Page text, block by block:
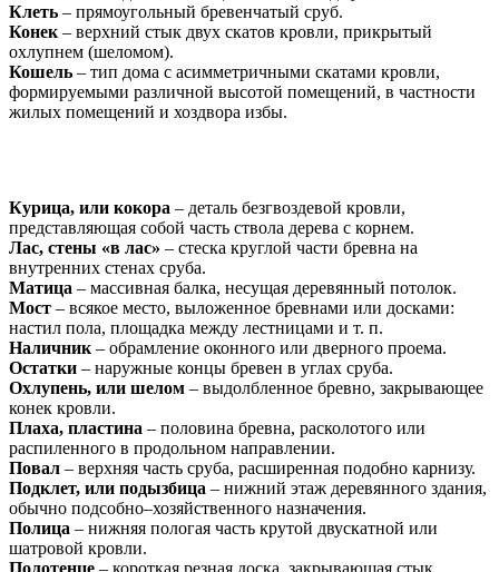
Клеть – прямоугольный бревенчатый сруб.
Конек – верхний стык двух скатов кровли, прикрытый
охлупнем (шеломом).
Кошель – тип дома с асимметричными скатами кровли,
формируемыми различной высотой помещений, в частности
жилых помещений и хоздвора избы.
Курица, или кокора – деталь безгвоздевой кровли,
представляющая собой часть ствола дерева с корнем.
Лас, стены «в лас» – стеска круглой части бревна на
внутренних стенах сруба.
Матица – массивная балка, несущая деревянный потолок.
Мост – всякое место, выложенное бревнами или досками:
настил пола, площадка между лестницами и т. п.
Наличник – обрамление оконного или дверного проема.
Остатки – наружные концы бревен в углах сруба.
Охлупень, или шелом – выдолбленное бревно, закрывающее
конек кровли.
Плаха, пластина – половина бревна, расколотого или
распиленного в продольном направлении.
Повал – верхняя часть сруба, расширенная подобно карнизу.
Подклет, или подызбица – нижний этаж деревянного здания,
обычно подсобно–хозяйственного назначения.
Полица – нижняя пологая часть крутой двускатной или
шатровой кровли.